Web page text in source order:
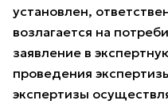
установлен,
возлагается на
заявление в
проведения
экспертизы